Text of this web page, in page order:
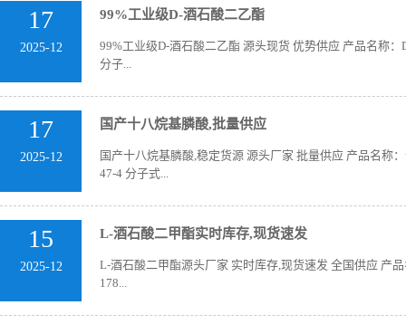
17
2025-12
99%工业级D-酒石酸二乙酯
99%工业级D-酒石酸二乙酯 源头现货 优势供应 产品名称
分子...
17
2025-12
国产十八烷基膦酸,批量供应
国产十八烷基膦酸,稳定货源 源头厂家 批量供应 产品名称
47-4 分子式...
15
2025-12
L-酒石酸二甲酯实时库存,现货速发
L-酒石酸二甲酯源头厂家 实时库存,现货速发 全国供应 产
178...